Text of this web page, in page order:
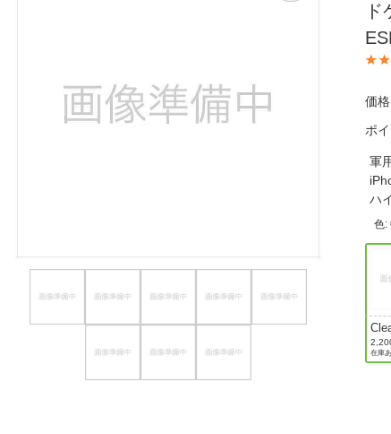
閲覧履歴
価格
ポ
軍
ハ
色:
在庫